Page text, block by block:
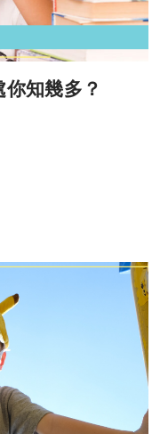
你知幾多？